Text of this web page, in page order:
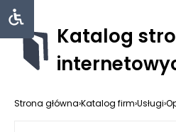
Katalog
Strona główna›Katalog firm›Usługi›